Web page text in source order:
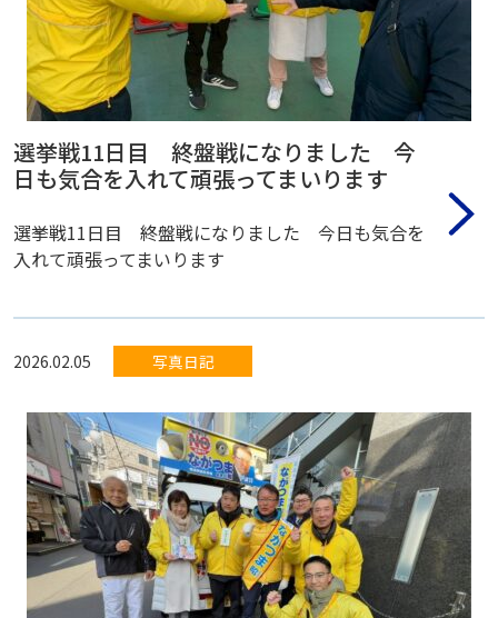
選挙戦11日目 終盤戦になりました 今
日も気合を入れて頑張ってまいります
選挙戦11日目 終盤戦になりました 今日も気合を
入れて頑張ってまいります
2026.02.05 写真日記